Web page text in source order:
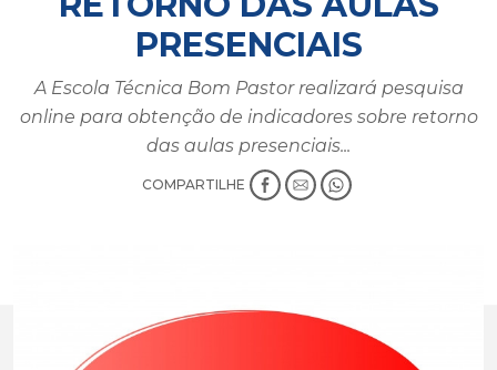
PRESENCIAIS
A Escola Técnica Bom Pastor realizará pesquisa
online para obtenção de indicadores sobre retorno
das aulas presenciais...
COMPARTILHE